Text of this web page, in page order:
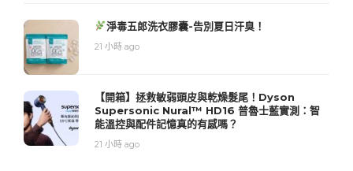
淨毒五郎洗衣膠囊-告別夏日汗臭！
21 小時 ago
【開箱】拯救敏弱頭皮與乾燥髮尾！Dyson
Supersonic Nural™ HD16 普魯士藍實測：智
能溫控與配件記憶真的有感嗎？
21 小時 ago